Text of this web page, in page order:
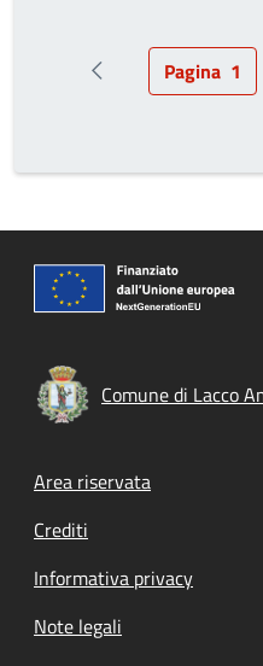
Pagina precedente
Pagina
Pagina 1
Comune di Lacco
Footer menu
Area riservata
Crediti
Informativa privacy
Note legali